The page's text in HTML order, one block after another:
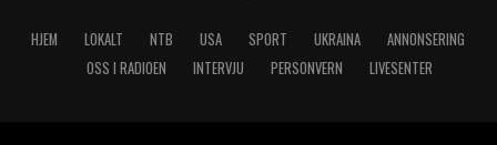
HJEM LOKALT NTB USA SPORT UKRAINA
ANNONSERING
OSS I RADIOEN
INTERVJU PERSONVERN LIVESENTER